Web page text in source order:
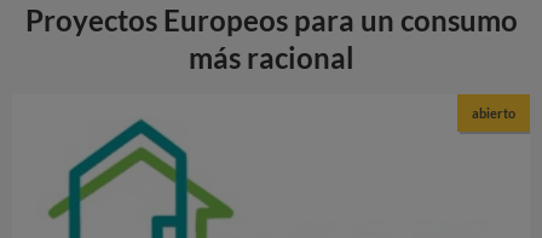
Proyectos Europeos para un consumo
más racional
abierto